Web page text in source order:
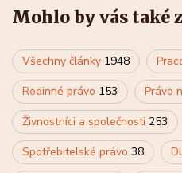
Mohlo by vás také
Všechny články 1948
Rodinné právo 153 Právo
Živnostníci a společnosti 253
Spotřebitelské právo 38